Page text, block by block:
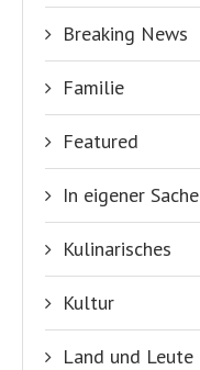
Breaking News
Familie
Featured
In eigener Sache
Kulinarisches
Kultur
Land und Leute